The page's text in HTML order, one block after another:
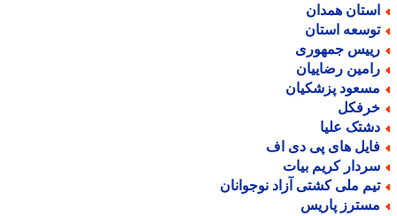
همدان
استان
جمهوری
رضاییان
پزشکیان
علیا
های پی دی اف
کریم بیات
ملی کشتی آزاد نوجوانان
پاریس